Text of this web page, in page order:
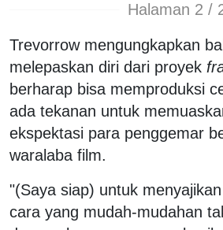
Halaman 2 /
Trevorrow mengungkapkan
melepaskan diri dari proyek
berharap bisa memproduksi
ada tekanan untuk
ekspektasi para penggemar
waralaba film.
"(Saya siap) untuk
cara yang mudah-mudahan